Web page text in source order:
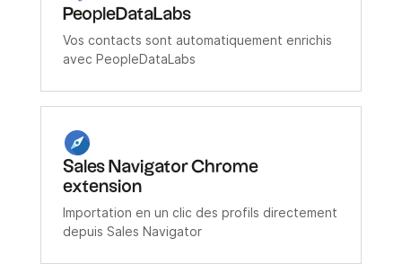
PeopleDataLabs
Vos contacts sont automatiquement enrichis
avec PeopleDataLabs
Sales Navigator Chrome
extension
Importation en un clic des profils directement
depuis Sales Navigator